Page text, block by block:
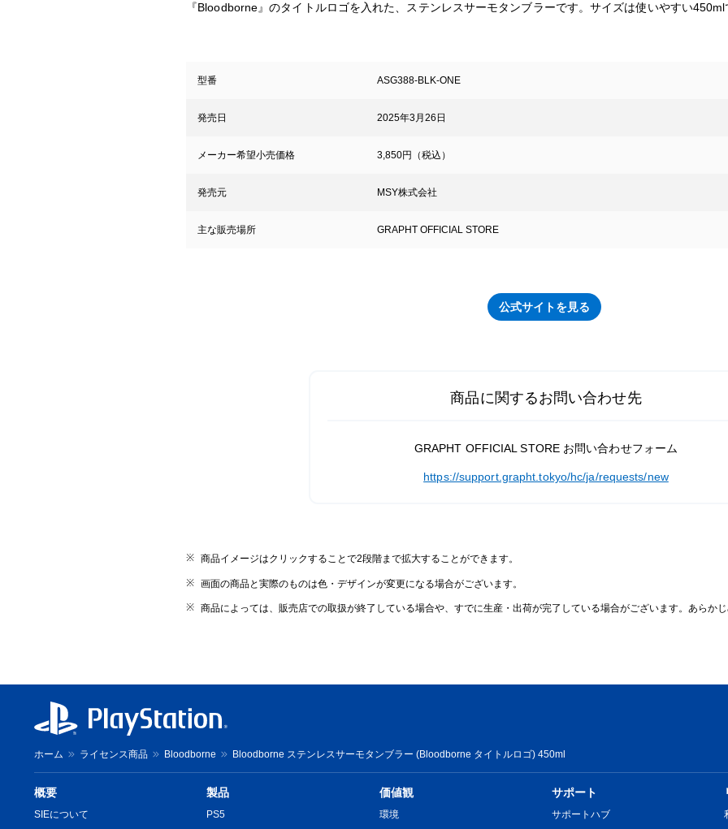
『Bloodborne』のタイトルロゴを入れた、ステンレスサーモタンブラーです。サイズは使いやすい450ml
型番 ASG388-BLK-ONE
発売日 2025年3月26日
メーカー希望小売価格 3,850円（税込）
発売元 MSY株式会社
主な販売場所 GRAPHT OFFICIAL STORE
公式サイトを見る
商品に関するお問い合わせ先
GRAPHT OFFICIAL STORE お問い合わせフォーム
https://support.grapht.tokyo/hc/ja/requests/new
商品イメージはクリックすることで2段階まで拡大することができます。
画面の商品と実際のものは色・デザインが変更になる場合がございます。
商品によっては、販売店での取扱が終了している場合や、すでに生産・出荷が完了している場合がございます。あらか
ホーム ライセンス商品 Bloodborne Bloodborne ステンレスサーモタンブラー (Bloodborne タイトルロゴ) 450ml
概要
SIEについて
製品
PS5
価値観
環境
サポート
サポートハブ